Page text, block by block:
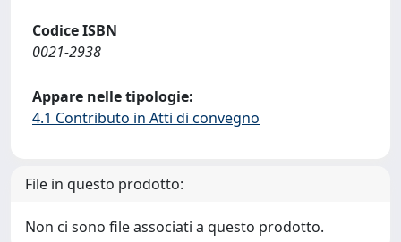
Codice ISBN
0021-2938
Appare nelle tipologie:
4.1 Contributo in Atti di convegno
File in questo prodotto:
Non ci sono file associati a questo prodotto.